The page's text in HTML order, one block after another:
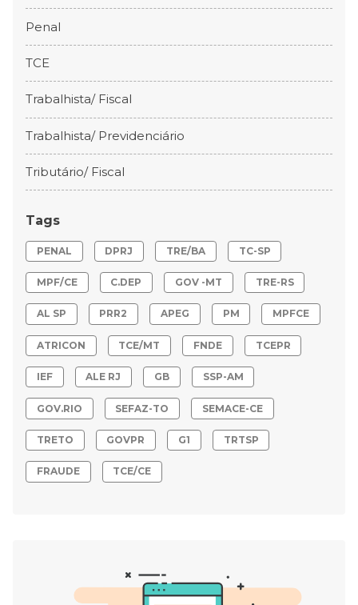
Penal
TCE
Trabalhista/ Fiscal
Trabalhista/ Previdenciário
Tributário/ Fiscal
Tags
PENAL DPRJ TRE/BA TC-SP
MPF/CE C.DEP GOV -MT TRE-RS
AL SP PRR2 APEG PM MPFCE
ATRICON TCE/MT FNDE TCEPR
IEF ALE RJ GB SSP-AM
GOV.RIO SEFAZ-TO SEMACE-CE
TRETO GOVPR G1 TRTSP
FRAUDE TCE/CE